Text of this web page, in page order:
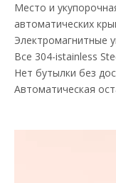
Место и
автоматических
Электромагнитные
Все 304-istainless
Нет бутылки без
Автоматическая